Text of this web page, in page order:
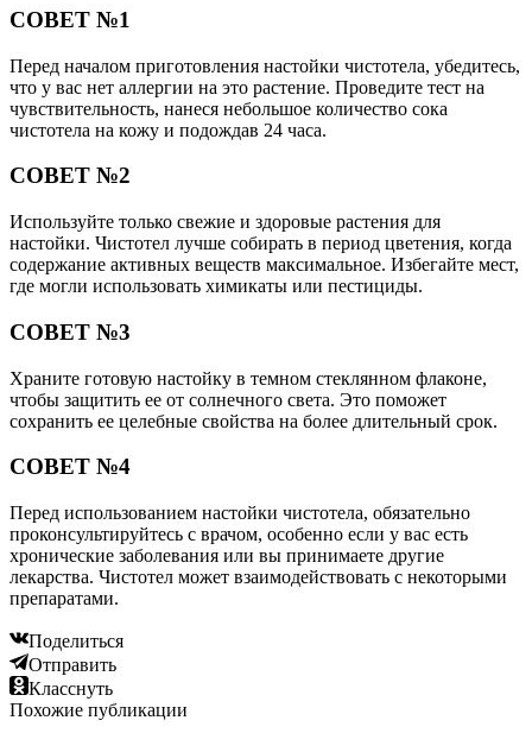
СОВЕТ №1
Перед началом приготовления настойки чистотела, убедитесь,
что у вас нет аллергии на это растение. Проведите тест на
чувствительность, нанеся небольшое количество сока
чистотела на кожу и подождав 24 часа.
СОВЕТ №2
Используйте только свежие и здоровые растения для
настойки. Чистотел лучше собирать в период цветения, когда
содержание активных веществ максимальное. Избегайте мест,
где могли использовать химикаты или пестициды.
СОВЕТ №3
Храните готовую настойку в темном стеклянном флаконе,
чтобы защитить ее от солнечного света. Это поможет
сохранить ее целебные свойства на более длительный срок.
СОВЕТ №4
Перед использованием настойки чистотела, обязательно
проконсультируйтесь с врачом, особенно если у вас есть
хронические заболевания или вы принимаете другие
лекарства. Чистотел может взаимодействовать с некоторыми
препаратами.
Поделиться
Отправить
Класснуть
Похожие публикации